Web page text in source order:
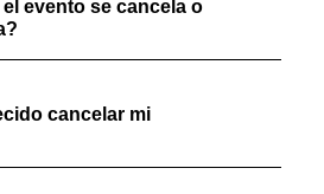
evento se cancela o
cancelar mi